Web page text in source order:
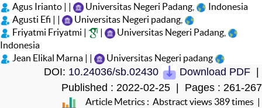
Agus Irianto | | Universitas Negeri Padang,
Indonesia
Agusti Efi | |
Universitas Negeri padang,
Friyatmi Friyatmi |
|
Universitas Negeri Padang,
Indonesia
Jean Elikal Marna | |
Universitas Negeri padang
DOI: 10.24036/sb.02430 Download PDF
Published : 2022-02-25 | Pages : 261-267
Article Metrics : Abstract views 389 times |